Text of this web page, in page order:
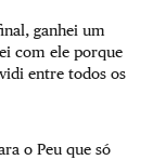
ganhei um
com ele porque
entre todos os
o Peu que só